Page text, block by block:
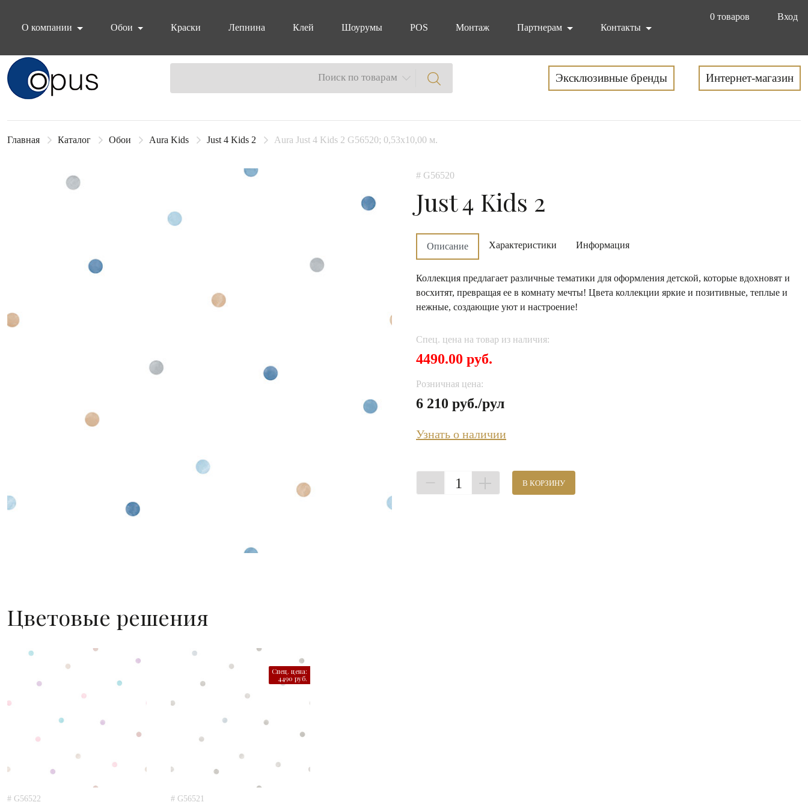
0 товаров
Вход
О компании
Обои Краски Лепнина Клей Шоурумы POS Монтаж Партнерам Контакты
Блок поиска Поиск по товарам Эксклюзивные бренды Интернет-магазин
Главная Каталог Обои Aura Kids Just 4 Kids 2 Aura Just 4 Kids 2 G56520; 0,53х10,00 м.
# G56520
Just 4 Kids 2
Описание Характеристики Информация
Коллекция предлагает различные тематики для оформления детской, которые вдохновят и
восхитят, превращая ее в комнату мечты! Цвета коллекции яркие и позитивные, теплые и
нежные, создающие уют и настроение!
Спец. цена на товар из наличия:
4490.00 руб.
Розничная цена:
6 210 руб./рул
Узнать о наличии
1 В КОРЗИНУ
Цветовые решения
# G56522
Спец. цена:
4490 руб.
# G56521